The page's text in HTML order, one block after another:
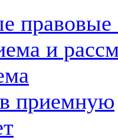
правовые
и
приемную